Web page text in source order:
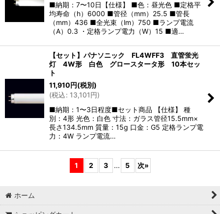
■納期：7〜10日【仕様】 ■色：昼光色 ■定格平
均寿命（h）6000 ■管径（mm）25.5 ■管長
（mm）436 ■全光束（lm）750 ■ランプ電流
（A）0.3 ・定格ランプ電力（W）15 ■適…
【セット】パナソニック FL4WFF3 直管蛍光
灯 4W形 白色 グロースタータ形 10本セッ
ト
11,910円(税別)
(税込: 13,101円)
■納期：1〜3日程度■セット商品 【仕様】 種
別：4形 光色：白色 寸法：ガラス管径15.5mm×
長さ134.5mm 質量：15g 口金：G5 定格ランプ電
力：4W ランプ電流…
1 2 3 ... 5 次»
ホーム